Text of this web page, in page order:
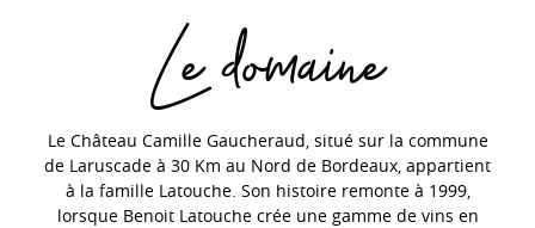
Le domaine
Le Château Camille Gaucheraud, situé sur la commune
de Laruscade à 30 Km au Nord de Bordeaux, appartient
à la famille Latouche. Son histoire remonte à 1999,
lorsque Benoit Latouche crée une gamme de vins en